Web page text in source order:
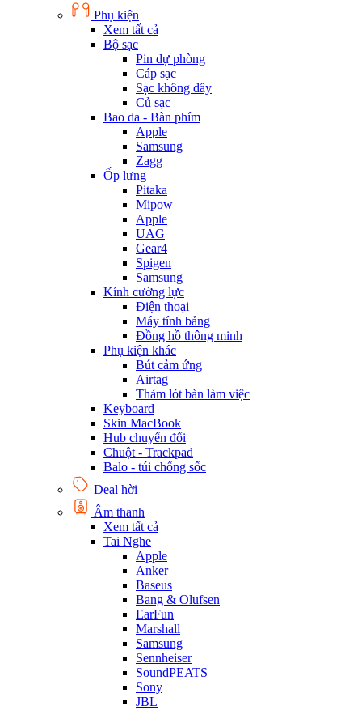
Phụ kiện
Xem tất cả
Bộ sạc
Pin dự phòng
Cáp sạc
Sạc không dây
Củ sạc
Bao da - Bàn phím
Apple
Samsung
Zagg
Ốp lưng
Pitaka
Mipow
Apple
UAG
Gear4
Spigen
Samsung
Kính cường lực
Điện thoại
Máy tính bảng
Đồng hồ thông minh
Phụ kiện khác
Bút cảm ứng
Airtag
Thảm lót bàn làm việc
Keyboard
Skin MacBook
Hub chuyển đổi
Chuột - Trackpad
Balo - túi chống sốc
Deal hời
Âm thanh
Xem tất cả
Tai Nghe
Apple
Anker
Baseus
Bang & Olufsen
EarFun
Marshall
Samsung
Sennheiser
SoundPEATS
Sony
JBL